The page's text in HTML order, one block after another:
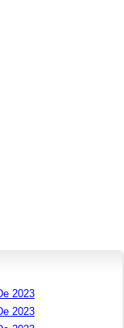
2023
2023